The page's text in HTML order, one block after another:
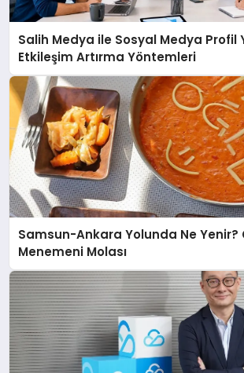
Salih Medya ile Sosyal Medya Profil
Etkileşim Artırma Yöntemleri
Samsun-Ankara Yolunda Ne Yenir?
Menemeni Molası